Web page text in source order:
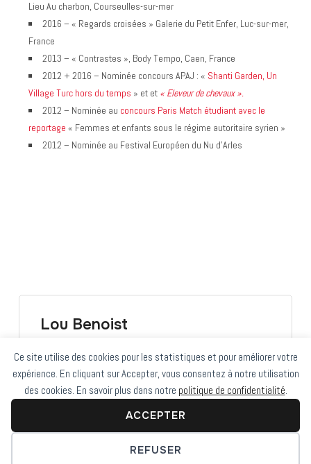
Ce site utilise des cookies pour les statistiques et pour améliorer votre
expérience. En cliquant sur Accepter, vous consentez à notre utilisation
des cookies. En savoir plus dans notre politique de confidentialité.
ACCEPTER
REFUSER
Lieu Au charbon, Courseulles-sur-mer
2016 – « Regards croisées » Galerie du Petit Enfer, Luc-sur-mer,
France
2013 – « Contrastes », Body Tempo, Caen, France
2012 + 2016 – Nominée concours APAJ : « Shanti Garden, Un
Village Turc hors du temps » et et « Eleveur de chevaux ».
2012 – Nominée au concours Paris Match étudiant avec le
reportage « Femmes et enfants sous le régime autoritaire syrien »
2012 – Nominée au Festival Européen du Nu d’Arles
Lou Benoist